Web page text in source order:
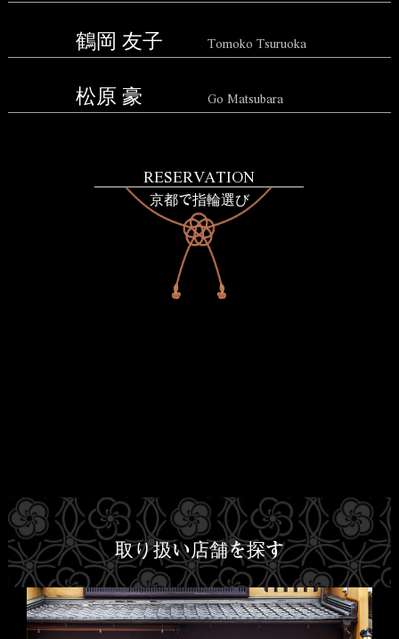
鶴岡 友子 Tomoko Tsuruoka
松原 豪 Go Matsubara
RESERVATION
京都で指輪選び
取り扱い店舗を探す